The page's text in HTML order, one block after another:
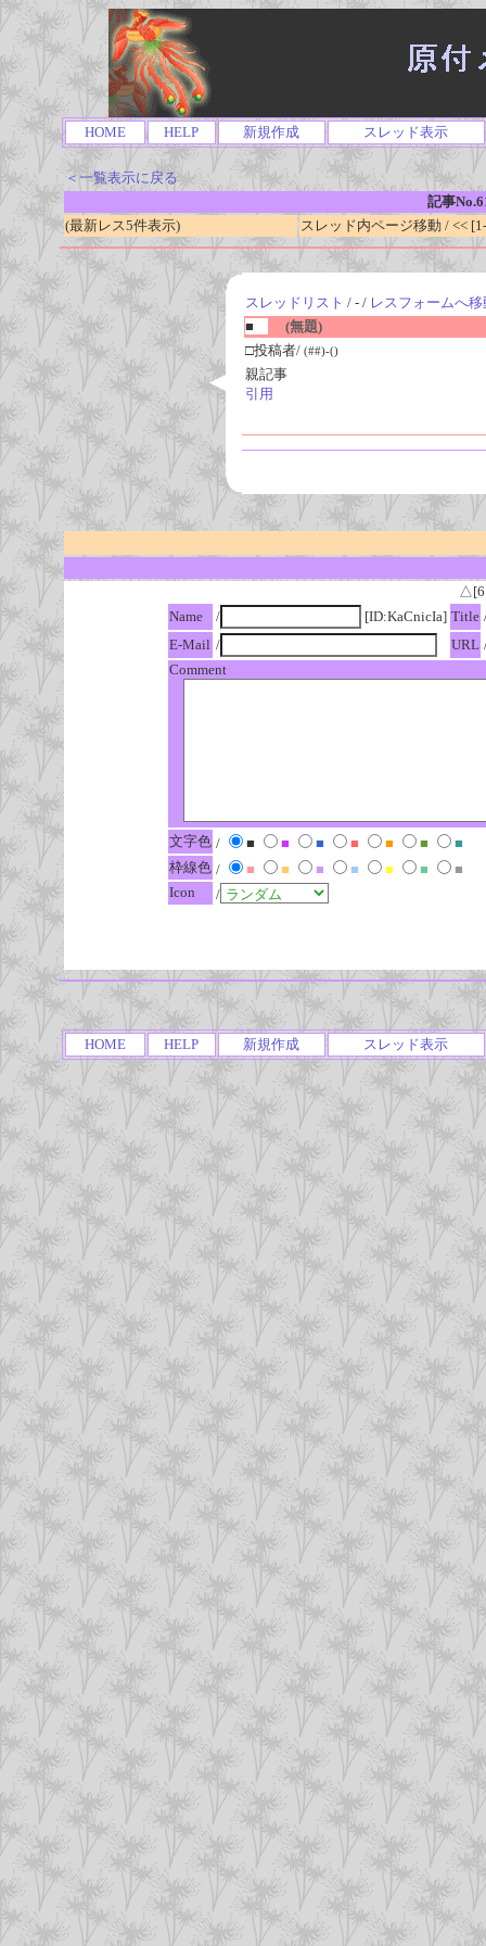
HOME HELP 新規作成 スレッド表示
＜一覧表示に戻る
記事
(最新レス5件表示)
スレッド内ページ移動 / <<
スレッドリスト / - / レスフォームへ移
■
(無題)
□投稿者/ (##)-()
親記事
引用
Name
/ [ID:KaCnicIa] Title
E-Mail / URL
Comment
文字色 / ■ ■ ■ ■ ■ ■
■
枠線色 / ■ ■ ■ ■ ■ ■
■
Icon
/
HOME HELP 新規作成 スレッド表示